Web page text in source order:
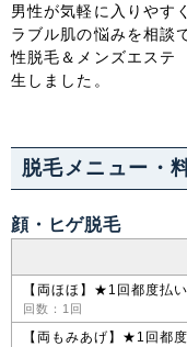
男性が気軽に入りやす
ラブル肌の悩みを相談
性脱毛＆メンズエステ
生しました。
脱毛メニュー・
顔・ヒゲ脱毛
【両ほほ】★1回都度払い
回数：1回
【両もみあげ】★1回都
九州・沖縄
福岡県 佐